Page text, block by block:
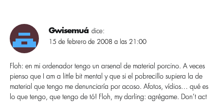
Gwisemuá dice:
15 de febrero de 2008 a las 21:00
Floh: en mi ordenador tengo un arsenal de material porcino. A veces
pienso que I am a little bit mental y que si el pobrecillo supiera la de
material que tengo me denunciarí­a por acoso. Afotos, ví­dios… qué es
lo que tengo, que tengo de tó! Floh, my darling: agrégame. Don’t act